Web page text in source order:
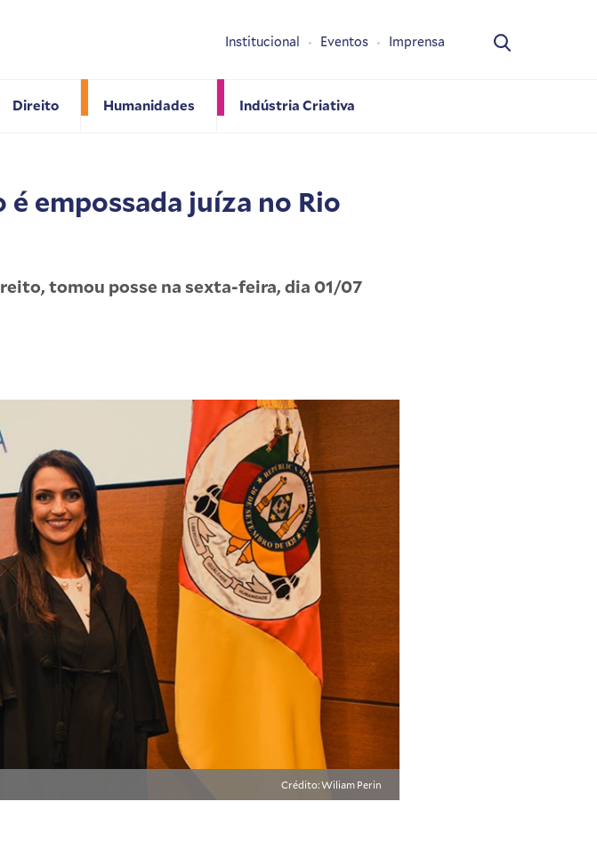
Direito Humanidades Indústria Criativa
Institucional Eventos Imprensa
empossada juíza no Rio
tomou posse na sexta-feira, dia 01/07
Crédito: Wiliam Perin